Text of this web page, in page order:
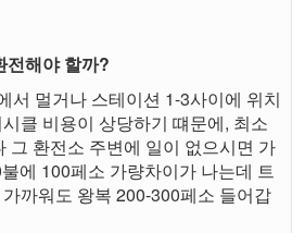
전해야 할까?
서 멀거나 스테이션 1-3사이에 위치
클 비용이 상당하기 떄문에, 최소
그 환전소 주변에 일이 없으시면 가
에 100페소 가량차이가 나는데 트
까워도 왕복 200-300페소 들어갑